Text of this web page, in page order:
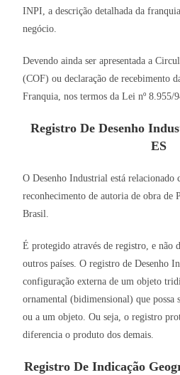
INPI, a descrição detalhada da
negócio.
Devendo ainda ser apresentada a
(COF) ou declaração de recebimento
Franquia, nos termos da Lei nº 8.955/
Registro De Desenho
ES
O Desenho Industrial está relacionado
reconhecimento de autoria de obra de
Brasil.
É protegido através de registro, e não
outros países. O registro de Desenho
configuração externa de um objeto
ornamental (bidimensional) que possa
ou a um objeto. Ou seja, o registro
diferencia o produto dos demais.
Registro De Indicação